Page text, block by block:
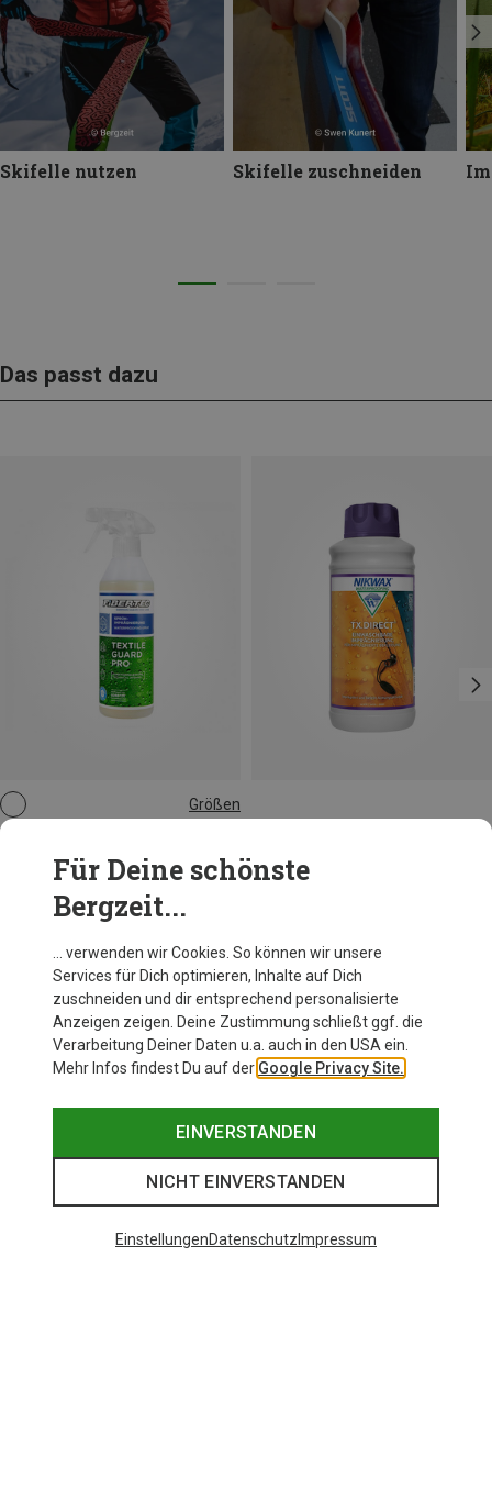
Skifelle nutzen Skifelle zuschneiden
Das passt dazu
Größen
Textile Guard Pro
500ML
Für Deine schönste
Bergzeit...
… verwenden wir Cookies. So können wir unsere
Services für Dich optimieren, Inhalte auf Dich
zuschneiden und dir entsprechend personalisierte
Anzeigen zeigen. Deine Zustimmung schließt ggf. die
Verarbeitung Deiner Daten u.a. auch in den USA ein.
Mehr Infos findest Du auf der Google Privacy Site.
EINVERSTANDEN
NICHT EINVERSTANDEN
EinstellungenDatenschutz Impressum